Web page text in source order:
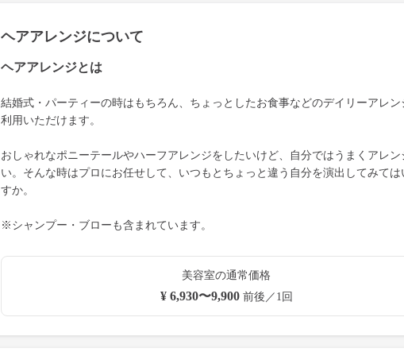
ヘアアレンジについて
ヘアアレンジとは
結婚式・パーティーの時はもちろん、ちょっとしたお食事などのデイリーアレン
利用いただけます。
おしゃれなポニーテールやハーフアレンジをしたいけど、自分ではうまくアレン
い。そんな時はプロにお任せして、いつもとちょっと違う自分を演出してみては
すか。
※シャンプー・ブローも含まれています。
美容室の通常価格
¥ 6,930〜9,900前後／1回